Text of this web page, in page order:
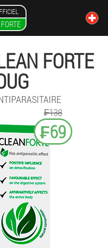
FORTE
₣138
₣69